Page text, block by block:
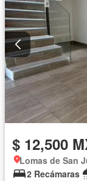
$ 12,500
Lomas de San
2 Recámaras